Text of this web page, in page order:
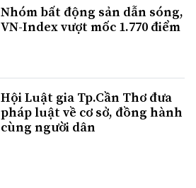
Nhóm bất động sản dẫn sóng,
VN-Index vượt mốc 1.770 điểm
Hội Luật gia Tp.Cần Thơ đưa
pháp luật về cơ sở, đồng hành
cùng người dân